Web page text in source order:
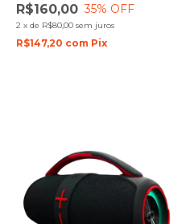
R$160,00 35% OFF
2 x de R$80,00 sem juros
R$147,20 com Pix